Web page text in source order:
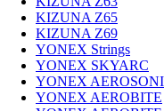
KIZUNA Z65
KIZUNA Z69
YONEX Strings
YONEX SKYARC
YONEX
YONEX AEROBITE